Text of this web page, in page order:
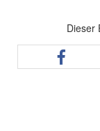
Dieser